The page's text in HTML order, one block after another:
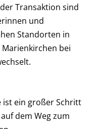
Transaktion sind
und
Standorten in
Marienkirchen bei
ist ein großer Schritt
dem Weg zum